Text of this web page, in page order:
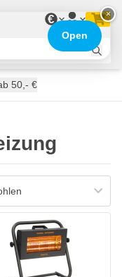
€
versendet
50,- €
×
Open